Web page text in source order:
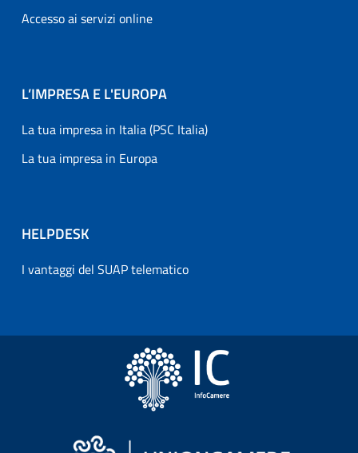
Accesso ai servizi online
L’IMPRESA E L'EUROPA
La tua impresa in Italia (PSC Italia)
La tua impresa in Europa
HELPDESK
I vantaggi del SUAP telematico